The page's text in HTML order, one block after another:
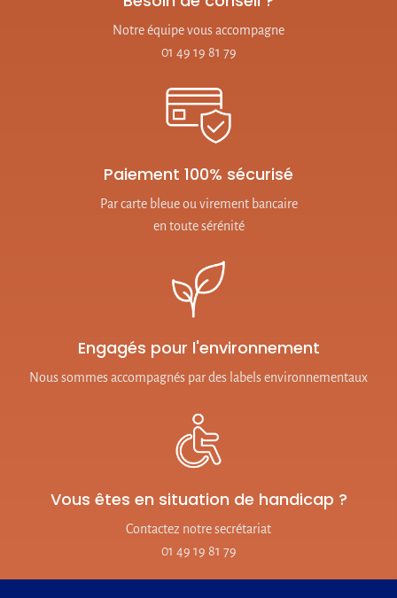
Notre équipe vous accompagne
01 49 19 81 79
Paiement 100% sécurisé
Par carte bleue ou virement bancaire
en toute sérénité
Engagés pour l'environnement
Nous sommes accompagnés par des labels environnementaux
Vous êtes en situation de handicap ?
Contactez notre secrétariat
01 49 19 81 79